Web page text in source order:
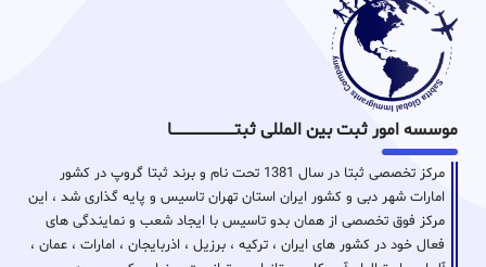
موسسه امور ثبت بین المللی ثبتـــــــــــــــــــــــــــــا
مرکز تخصصی ثبتا در سال 1381 تحت نام و برند ثبتا گروپ در کشور
امارات شهر دبی و کشور ایران استان تهران تاسیس و پایه گذاری شد ، این
مرکز فوق تخصصی از همان بدو تاسیس با ایجاد شعب و نمایندگی های
فعال خود در کشور های ایران ، ترکیه ، برزیل ، اذربایجان ، امارات ، عمان ،